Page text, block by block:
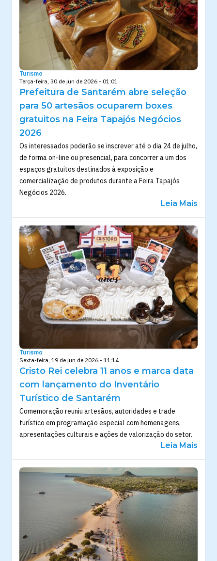
Turismo
Terça-feira, 30 de jun de 2026 - 01:01
Prefeitura de Santarém abre seleção
para 50 artesãos ocuparem boxes
gratuitos na Feira Tapajós Negócios
2026
Os interessados poderão se inscrever até o dia 24 de julho,
de forma on-line ou presencial, para concorrer a um dos
espaços gratuitos destinados à exposição e
comercialização de produtos durante a Feira Tapajós
Negócios 2026.
Leia Mais
Turismo
Sexta-feira, 19 de jun de 2026 - 11:14
Cristo Rei celebra 11 anos e marca data
com lançamento do Inventário
Turístico de Santarém
Comemoração reuniu artesãos, autoridades e trade
turístico em programação especial com homenagens,
apresentações culturais e ações de valorização do setor.
Leia Mais